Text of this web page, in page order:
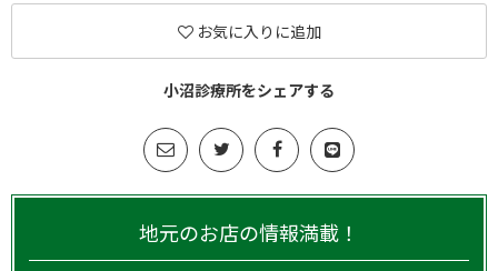
お気に入りに追加
小沼診療所をシェアする
地元のお店の情報満載！